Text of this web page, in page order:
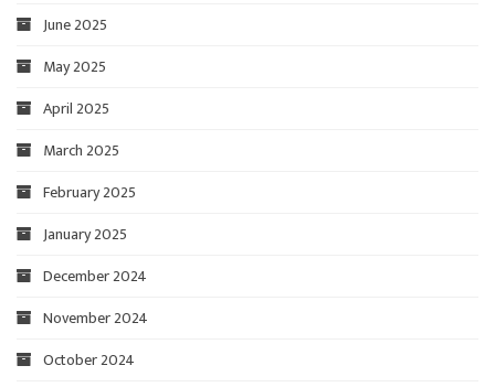
June 2025
May 2025
April 2025
March 2025
February 2025
January 2025
December 2024
November 2024
October 2024